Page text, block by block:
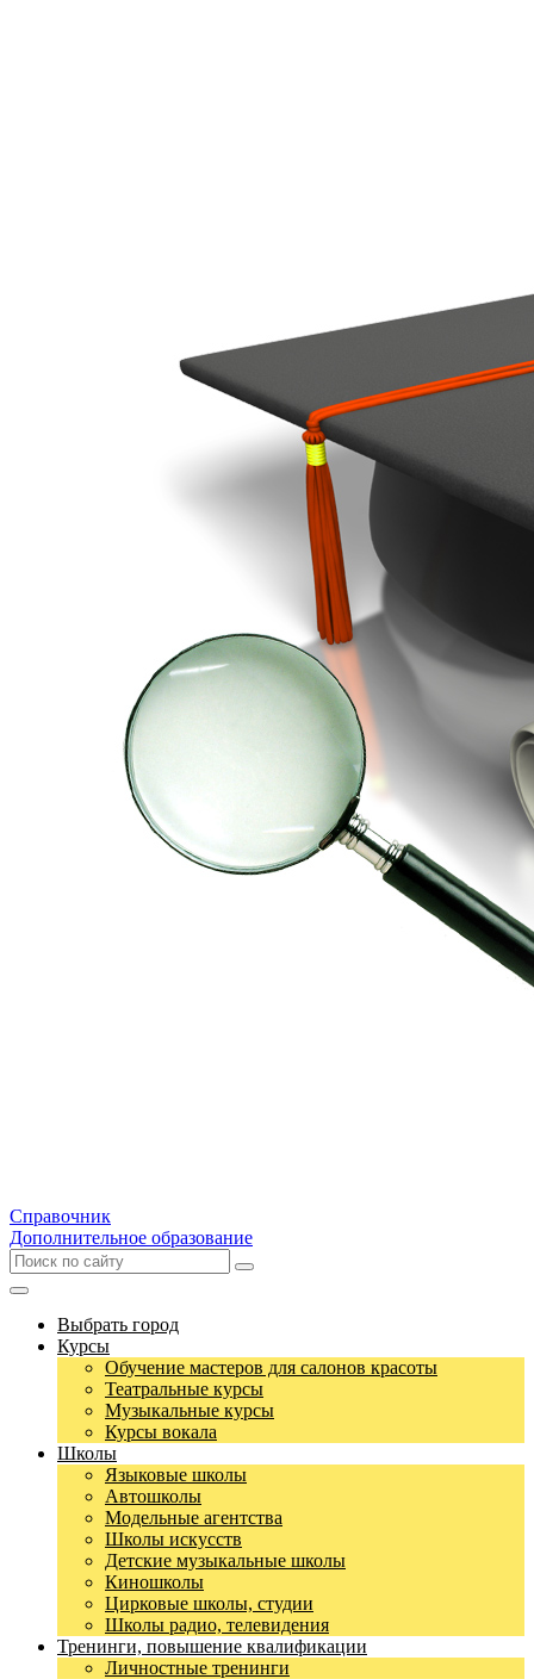
Справочник
Дополнительное образование
Выбрать город
Курсы
Обучение мастеров для салонов красоты
Театральные курсы
Музыкальные курсы
Курсы вокала
Школы
Языковые школы
Автошколы
Модельные агентства
Школы искусств
Детские музыкальные школы
Киношколы
Цирковые школы, студии
Школы радио, телевидения
Тренинги, повышение квалификации
Личностные тренинги